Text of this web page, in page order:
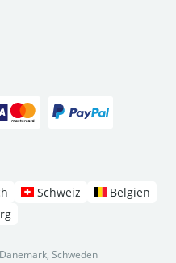
Schweiz
Belgien
Schweden